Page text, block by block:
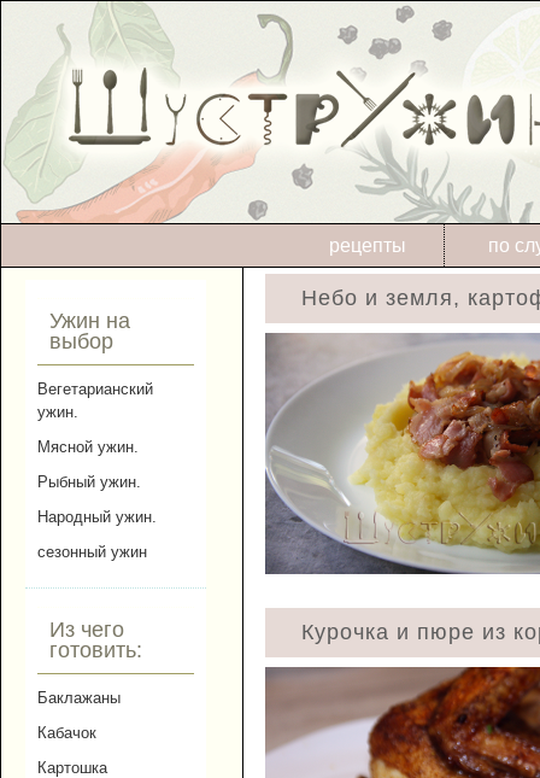
по
рецепты
Ужин на
выбор
Вегетарианский
ужин.
Мясной ужин.
Рыбный ужин.
Народный ужин.
сезонный ужин
Из чего
готовить:
Баклажаны
Кабачок
Картошка
Небо и земля,
Курочка и пюре из